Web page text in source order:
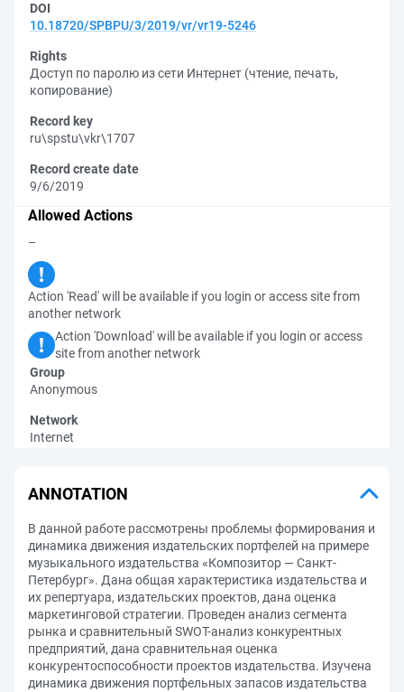
DOI
10.18720/SPBPU/3/2019/vr/vr19-5246
Rights
Доступ по паролю из сети Интернет (чтение, печать,
копирование)
Record key
ru\spstu\vkr\1707
Record create date
9/6/2019
Allowed Actions
–
Action 'Read' will be available if you login or access site from
another network
Action 'Download' will be available if you login or access
site from another network
Group
Anonymous
Network
Internet
ANNOTATION
В данной работе рассмотрены проблемы формирования и
динамика движения издательских портфелей на примере
музыкального издательства «Композитор — Санкт-
Петербург». Дана общая характеристика издательства и
их репертуара, издательских проектов, дана оценка
маркетинговой стратегии. Проведен анализ сегмента
рынка и сравнительный SWOT-анализ конкурентных
предприятий, дана сравнительная оценка
конкурентоспособности проектов издательства. Изучена
динамика движения портфельных запасов издательства